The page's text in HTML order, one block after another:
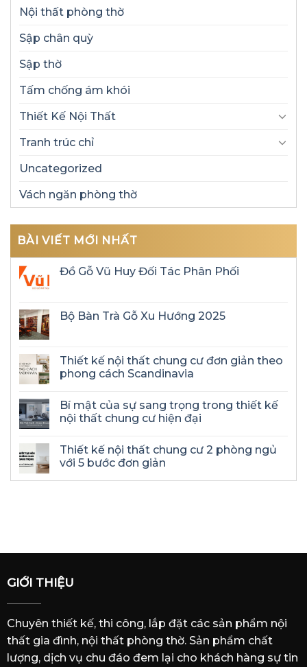
Nội thất phòng thờ
Sập chân quỳ
Sập thờ
Tấm chống ám khói
Thiết Kế Nội Thất
Tranh trúc chỉ
Uncategorized
Vách ngăn phòng thờ
BÀI VIẾT MỚI NHẤT
Đồ Gỗ Vũ Huy Đối Tác Phân Phối
Bộ Bàn Trà Gỗ Xu Hướng 2025
Thiết kế nội thất chung cư đơn giản theo
phong cách Scandinavia
Bí mật của sự sang trọng trong thiết kế
nội thất chung cư hiện đại
Thiết kế nội thất chung cư 2 phòng ngủ
với 5 bước đơn giản
GIỚI THIỆU
Chuyên thiết kế, thi công, lắp đặt các sản phẩm nội
thất gia đình, nội thất phòng thờ. Sản phẩm chất
lượng, dịch vụ chu đáo đem lại cho khách hàng sự tin